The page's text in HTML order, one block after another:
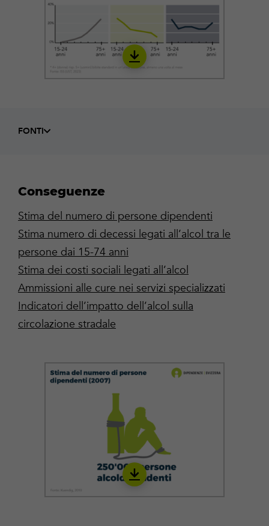
Download
IALC02_it
FONTI
Conseguenze
Stima del numero di persone dipendenti
Stima numero di decessi legati all’alcol tra le
persone dai 15-74 anni
Stima dei costi sociali legati all’alcol
Ammissioni alle cure nei servizi specializzati
Indicatori dell’impatto dell’alcol sulla
circolazione stradale
Download
IALC04_it_22